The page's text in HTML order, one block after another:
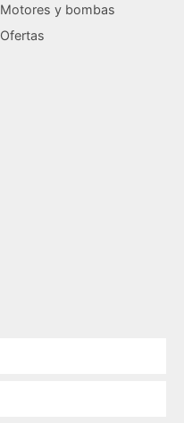
Motores y bombas
Ofertas